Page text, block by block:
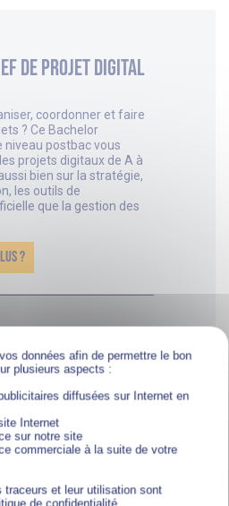
de projet Digital
coordonner et faire
? Ce Bachelor
niveau postbac vous
projets digitaux de A à
bien sur la stratégie,
les outils de
que la gestion des
?
Learning
bac +3)
données afin de permettre le bon
plusieurs aspects :
diffusées sur Internet en
Internet
sur notre site
commerciale à la suite de votre
et leur utilisation sont
de confidentialité.